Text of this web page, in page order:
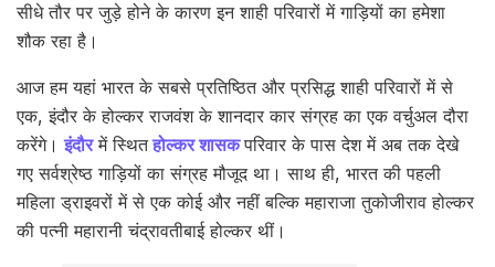
सीधे तौर पर जुड़े होने के कारण इन शाही परिवारों में गाड़ियों का हमेशा
शौक रहा है।
आज हम यहां भारत के सबसे प्रतिष्ठित और प्रसिद्ध शाही परिवारों में से
एक, इंदौर के होल्कर राजवंश के शानदार कार संग्रह का एक वर्चुअल दौरा
करेंगे।इंदौरमें स्थितहोल्कर शासकपरिवार के पास देश में अब तक देखे
गए सर्वश्रेष्ठ गाड़ियों का संग्रह मौजूद था। साथ ही, भारत की पहली
महिला ड्राइवरों में से एक कोई और नहीं बल्कि महाराजा तुकोजीराव होल्कर
की पत्नी महारानी चंद्रावतीबाई होल्कर थीं।